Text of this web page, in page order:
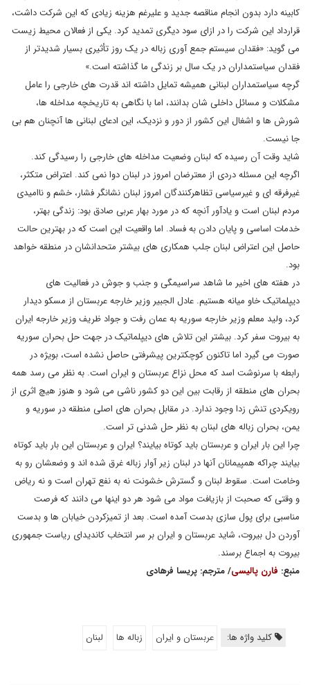
کابینه دارد بدون انجام مناقصه جدید و علیرغم هزینه زیادی که این شرکت داشت،
قرارداد این شرکت را در ازای سود دیگری تمدید کرد. یکی از فعالان محیط زیست
می گوید: «فقدان سیستم جمع آوری زباله در یک روز تأثیری بسیار شدیدتر از
فقدان سیاستمداران در یک سال بر زندگی ما گذاشته است.»
گرچه سیاستمداران لبنانی همیشه تمایل داشته اند قدرت های خارجی را عامل
مشکلات و مسائل داخلی شان بدانند، اما با نگاهی به تاریخچه مداخله ها،
شورش ها و اشغال این کشور از دور و نزدیک، این ادعای لبنانی ها آنچنان هم بی
جا نیست.
شاید وقت آن رسیده که لبنان وضعیت مداخله های خارجی را رسیدگی کند.
اگرچه این مسئله دردی از معترضان امروز در لبنان دوا نمی کند. اعتراض متکثر،
غیرفرقه ای و غیرسیاسی تظاهرکنندگان امروز لبنان نشانگر فشار، خشم و ناامیدی
مردم لبنان است و یادآور آنچه که در مورد بهار عربی صادق بود: زندگی بهتر،
خدمات اساسی و پایان دادن به فساد. اما واقعیت این است که در بهترین حالت
حاصل این اعتراض لبنان جلب همکاری های بیشتر متحدانشان در منطقه خواهد
بود.
در هفته های اخیر ما شاهد سراسیمگی و جنب و جوش در فعالیت های
دیپلماتیک خاو میانه هستیم. عادل الجبیر وزیر خارجه عربستان از مسکو دیدار
کرد، ولید معلم وزیر خارجه سوریه به عمان رفت و جواد ظریف وزیر خارجه ایران
به بیروت سفر کرد. بیشتر این تلاش های دیپلماتیک در جهت حل بحران سوریه
صورت می گیرد اما تاکنون کوچکترین پیشرفتی حاصل نشده است، بویژه در
رابطه با سرنوشت اسد که محل نزاع عربستان و ایران است. به نظر می رسد همه
بحران های منطقه از رقابت بین این دو کشور ناشی می شود و هنوز هیچ اثری از
رویکردی تنش زدا وجود ندارد. در مقابل بحران های اصلی منطقه در سوریه و
یمن، بحران زباله های لبنان به نظر حل شدنی تر است.
چرا این بار ایران و عربستان باید کوتاه بیایند؟ ایران و عربستان این بار باید کوتاه
بیایند چراکه همپیمانان آنها در لبنان زیر آوار زباله غرق شده اند و وضعشان رو به
وخامت است. سقوط لبنان و گسترش خشونت نه به نفع تهران است و نه ریاض
و وقتی که صحبت از بازیافت مواد می شود هر دو اینها می دانند که فرصت
مناسبی برای پول سازی بدست آمده است. بعد از تمیزکردن خیابان ها و بدست
آوردن دل بیروت، شاید عربستان و ایران بر سر انتخاب کاندیدای ریاست جمهوری
بیروت به اجماع برسند.
منبع: فارن پالیسی/ مترجم: پریسا فرهادی
کلید واژه ها: عربستان و ایران زباله ها لبنان